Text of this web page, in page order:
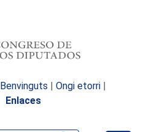
Benvinguts | Ongi etorri |
Enlaces